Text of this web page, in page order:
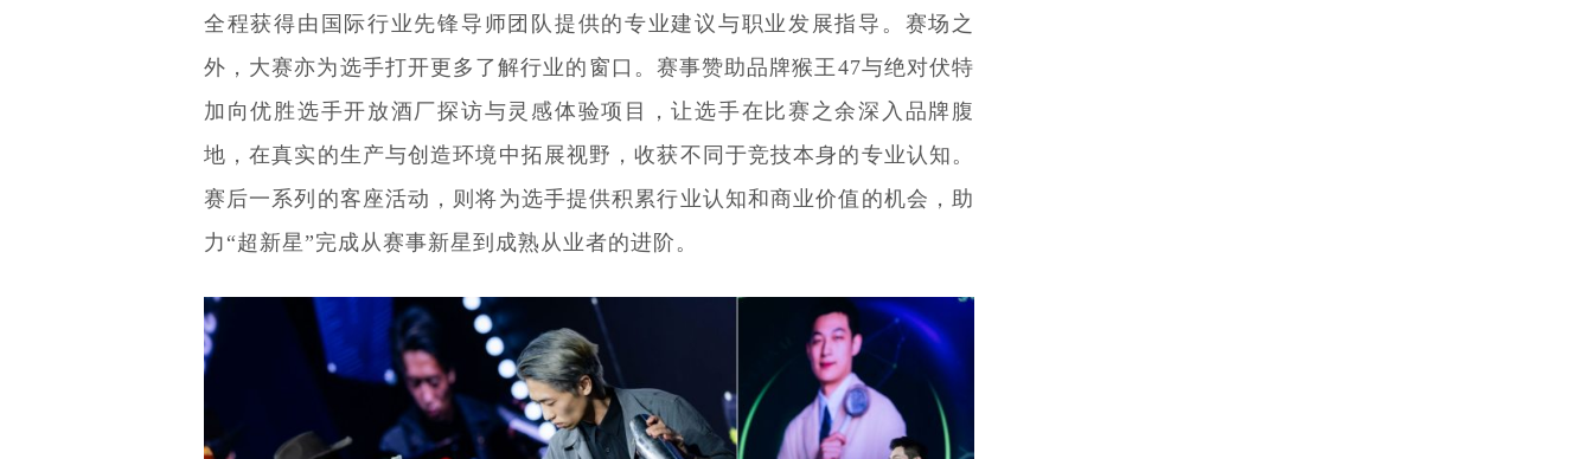
全程获得由国际行业先锋导师团队提供的专业建议与职业发展指导。赛场之
外，大赛亦为选手打开更多了解行业的窗口。赛事赞助品牌猴王47与绝对伏特
加向优胜选手开放酒厂探访与灵感体验项目，让选手在比赛之余深入品牌腹
地，在真实的生产与创造环境中拓展视野，收获不同于竞技本身的专业认知。
赛后一系列的客座活动，则将为选手提供积累行业认知和商业价值的机会，助
力“超新星”完成从赛事新星到成熟从业者的进阶。